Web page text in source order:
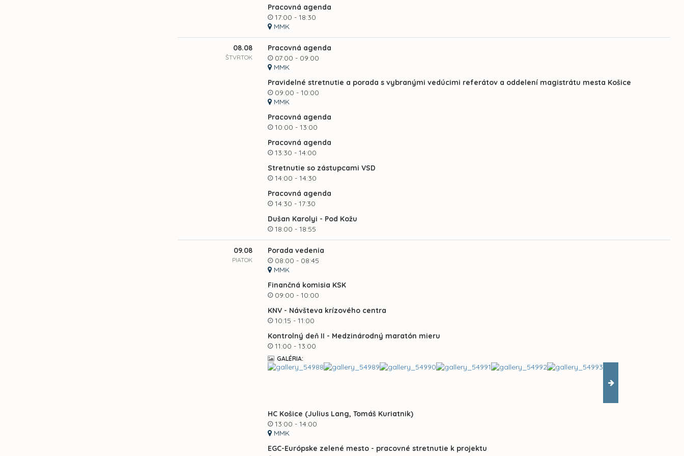
Pracovná agenda
17:00 - 18:30
MMK
08.08
ŠTVRTOK
Pracovná agenda
07:00 - 09:00
MMK
Pravidelné stretnutie a porada s vybranými vedúcimi referátov a oddelení magistrátu mesta Košice
09:00 - 10:00
MMK
Pracovná agenda
10:00 - 13:00
Pracovná agenda
13:30 - 14:00
Stretnutie so zástupcami VSD
14:00 - 14:30
Pracovná agenda
14:30 - 17:30
Dušan Karolyi - Pod Kožu
18:00 - 18:55
09.08
PIATOK
Porada vedenia
08:00 - 08:45
MMK
Finančná komisia KSK
09:00 - 10:00
KNV - Návšteva krízového centra
10:15 - 11:00
Kontrolný deň II - Medzinárodný maratón mieru
11:00 - 13:00
GALÉRIA:
HC Košice (Julius Lang, Tomáš Kuriatnik)
13:00 - 14:00
MMK
EGC-Európske zelené mesto - pracovné stretnutie k projektu